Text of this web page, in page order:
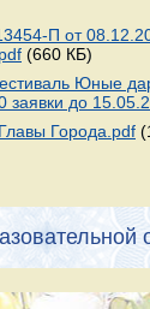
П от
(660 КБ)
Юные
заявки до
Города.pdf